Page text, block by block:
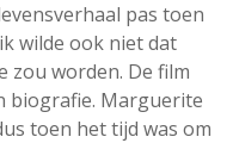
pas toen
wilde ook niet dat
zou worden. De film
biografie. Marguerite
toen het tijd was om